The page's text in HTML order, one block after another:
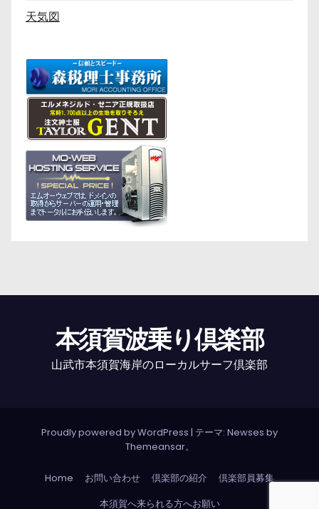
天気図
本須賀波乗り倶楽部
山武市本須賀海岸のローカルサーフ倶楽部
Proudly powered by WordPress | テーマ: Newses by
Themeansar。
Home お問い合わせ 倶楽部の紹介
倶楽部員募集
本須賀へ来られる方へお願い